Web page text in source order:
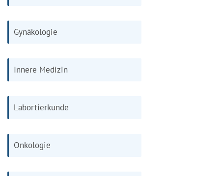
Gynäkologie
Innere Medizin
Labortierkunde
Onkologie